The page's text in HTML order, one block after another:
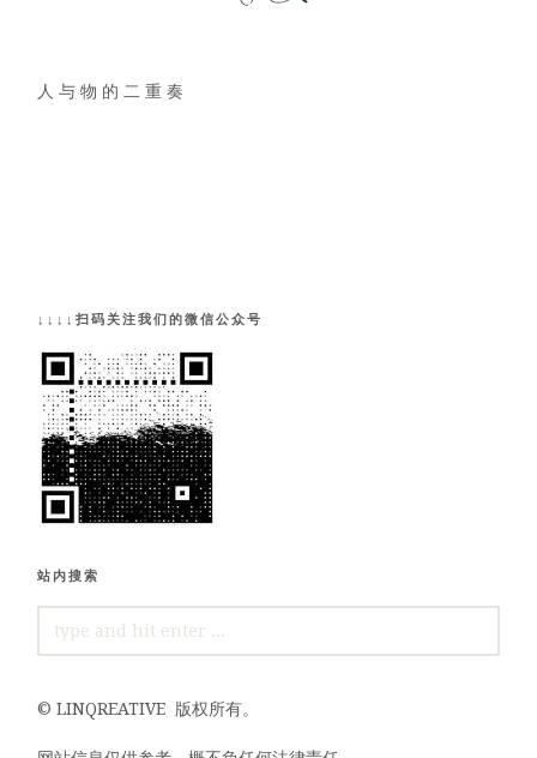
人 与 物 的 二 重 奏
↓↓↓↓扫码关注我们的微信公众号
站内搜索
FOR:
©LINQREATIVE 版权所有。